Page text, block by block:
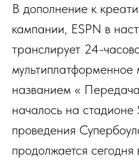
В дополнение к
кампании, ESPN в
транслирует 24-
названием «
началось на
проведения
продолжается